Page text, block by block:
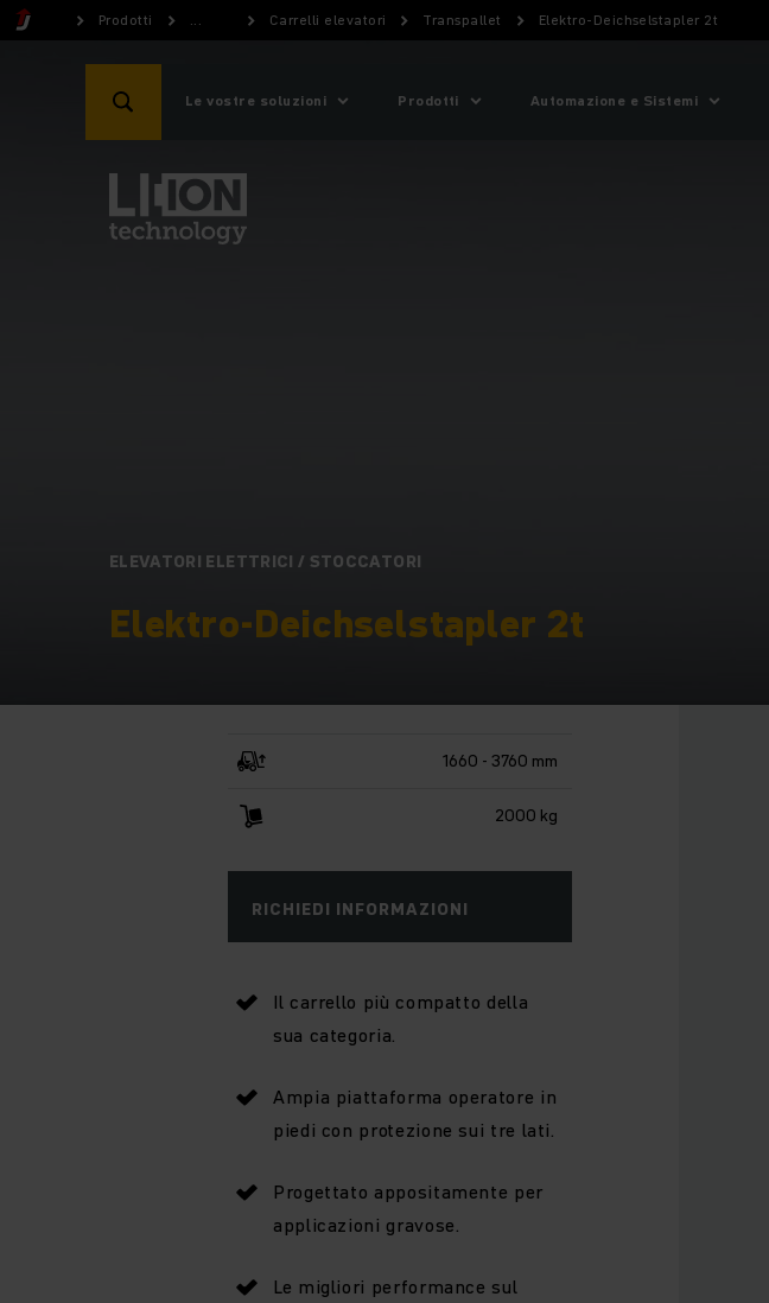
Prodotti ... Carrelli elevatori Transpallet Elektro-Deichselstapler 2t
Le vostre soluzioni Prodotti Automazione e Sistemi
ELEVATORI ELETTRICI / STOCCATORI
Elektro-Deichselstapler 2t
1660 - 3760 mm
2000 kg
RICHIEDI INFORMAZIONI
Il carrello più compatto della
sua categoria.
Ampia piattaforma operatore in
piedi con protezione sui tre lati.
Progettato appositamente per
applicazioni gravose.
Le migliori performance sul